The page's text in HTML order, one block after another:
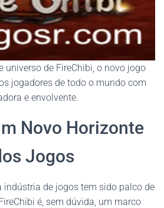
universo de FireChibi, o novo jogo
jogadores de todo o mundo com
e envolvente.
Novo Horizonte
Jogos
indústria de jogos tem sido palco de
é, sem dúvida, um marco